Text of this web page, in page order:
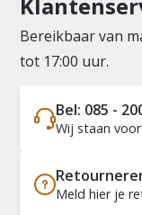
Bereikbaar van
tot 17:00 uur.
Bel: 085 -
Wij staan
Meld hier je